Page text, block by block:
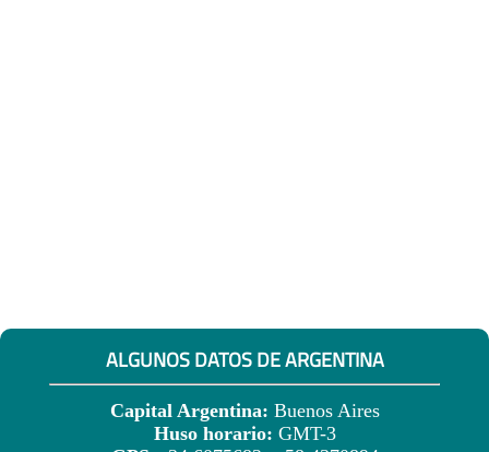
ALGUNOS DATOS DE ARGENTINA
Capital Argentina: Buenos Aires
Huso horario: GMT-3